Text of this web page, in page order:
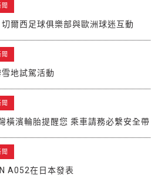
聞
爾西足球俱樂部與歐洲球迷互動
聞
地試駕活動
聞
橫濱輪胎提醒您 乘車請務必繫安全帶
聞
A052在日本發表